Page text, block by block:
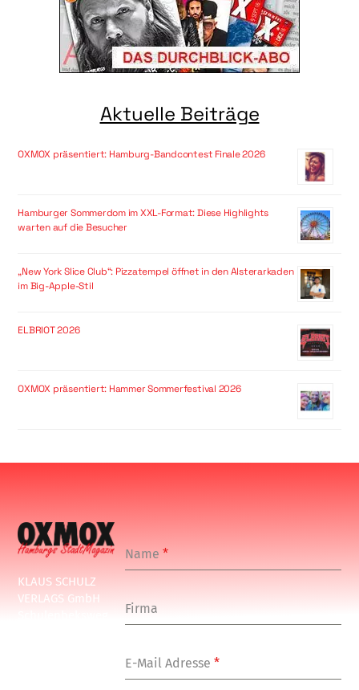
Aktuelle Beiträge
OXMOX präsentiert: Hamburg-Bandcontest Finale 2026
Hamburger Sommerdom im XXL-Format: Diese Highlights
warten auf die Besucher
„New York Slice Club“: Pizzatempel öffnet in den Alsterarkaden
im Big-Apple-Stil
ELBRIOT 2026
OXMOX präsentiert: Hammer Sommerfestival 2026
KLAUS SCHULZ
VERLAGS GmbH
Name*
Firma
E-Mail Adresse*